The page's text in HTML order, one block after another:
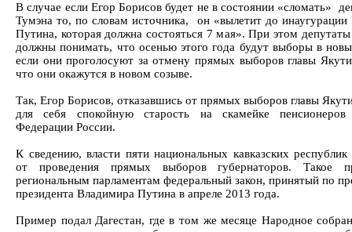
В случае если Егор Борисов будет не в состоянии «сломать»
Тумэна то, по словам источника, он «вылетит до
Путина, которая должна состояться 7 мая». При этом
должны понимать, что осенью этого года будут выборы в
если они проголосуют за отмену прямых выборов главы
что они окажутся в новом созыве.
Так, Егор Борисов, отказавшись от прямых выборов главы
для себя спокойную старость на скамейке
Федерации России.
К сведению, власти пяти национальных кавказских республик
от проведения прямых выборов губернаторов. Такое
региональным парламентам федеральный закон, принятый по
президента Владимира Путина в апреле 2013 года.
Пример подал Дагестан, где в том же месяце Народное